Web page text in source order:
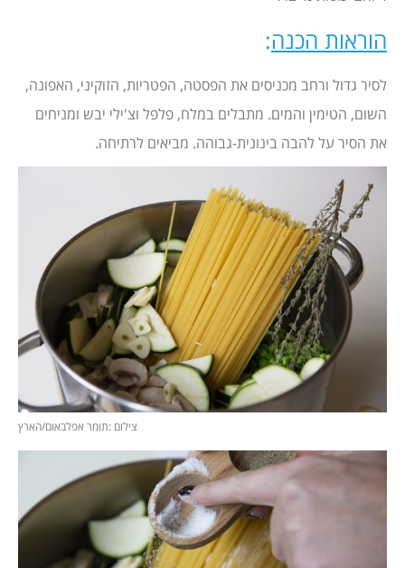
הוראות הכנה:
לסיר גדול ורחב מכניסים את הפסטה, הפטריות, הזוקיני, האפונה,
השום, הטימין והמים. מתבלים במלח, פלפל וצ'ילי יבש ומניחים
את הסיר על להבה בינונית-גבוהה. מביאים לרתיחה.
צילום :תומר אפלבאום/הארץ